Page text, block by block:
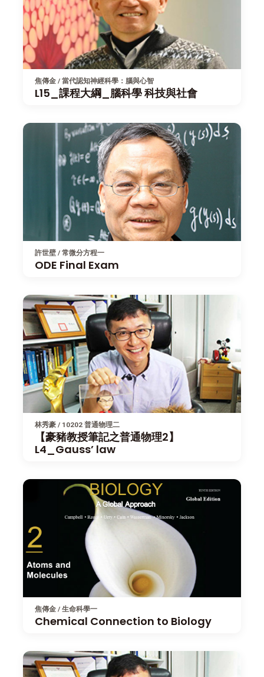
焦傳金 / 當代認知神經科學：腦與心智
L15_課程大綱_腦科學 科技與社會
許世壁 / 常微分方程一
ODE Final Exam
林秀豪 / 10202 普通物理二
【豪豬教授筆記之普通物理2】
L4_Gauss’ law
焦傳金 / 生命科學一
Chemical Connection to Biology